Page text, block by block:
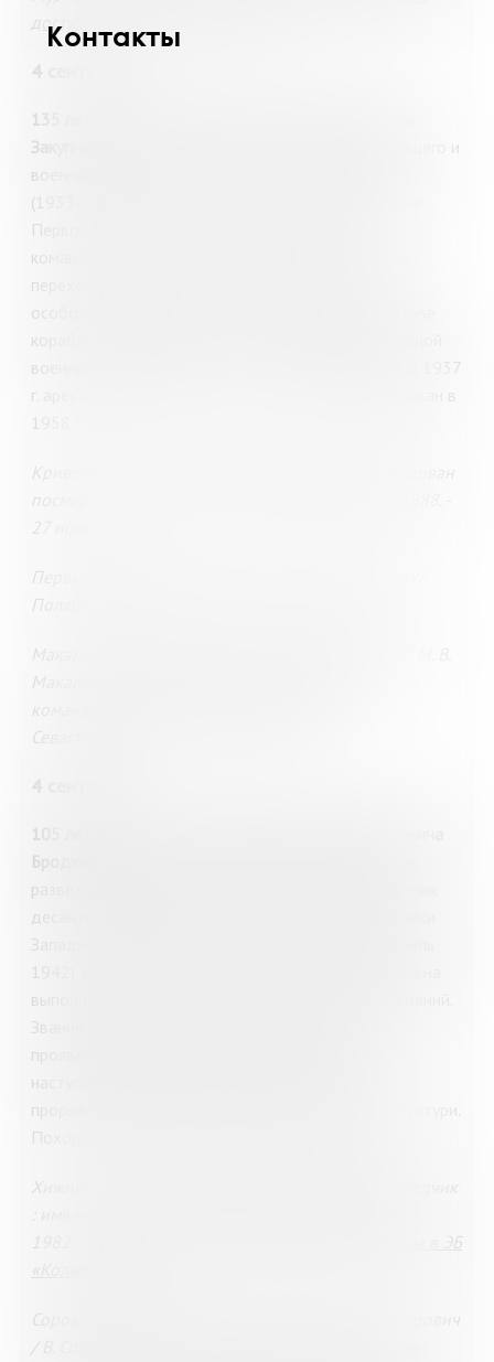
Контакты
доступна в ЭБ «Кольский Север»
4 сентября
135 лет со дня рождения Захара Александровича
Закупнева
военного комиссара Северной военной флотилии
(1933–1935), флагмана 2-го ранга (1935). Участник
Первой мировой и Гражданской войн. Под его
командованием в мае – августе 1933 г. совершен
переход из Кронштадта в Мурманск Экспедиции
особого назначения ЭОН-1. Прибывшие в ее составе
корабли и подводные лодки стали основой Северной
военной флотилии (с 1937 г. – Северного флота). В 1937
г. арестован, приговорен к расстрелу. Реабилитирован в
1958 г.
Кривенко, А. Первый командующий : реабилитирован
посмертно / А. Кривенко // Полярная правда. - 1988. -
27 нояб.
Первый командующий / подготовил Д. Шлентов //
Полярный вестник. - 2007. - 7 сент. - С. 14 : фот.
Макареев, М. В. Закупнев Захар Александрович / М. В.
Макареев // Северный флот в биографиях
командующих, 1733-2004 / М. Макареев. -
Севастополь, 2007. - С. 93-98 : фот.
4 сентября
105 лет со дня рождения Владимира Владимировича
Бродюка
разведчика Герой Советского Союза (1944). Участник
десантных операций Северного флота в районе реки
Западной Лицы (июль 1941), на мыс Пикшуев (апрель
1942), многочисленных походов в тыл противника на
выполнение разведывательно- диверсионных заданий.
Звание Героя присвоено за героизм и мужество,
проявленные в ходе Петсамо-Киркенесской
наступательной операции в октябре 1944 г. при
прорыве германской обороны на хребте Муста-Тунтури.
Похоронен на старом кладбище в Мурманске.
Хижняков, Ф Владимир Бродюк - отважный разведчик
: имя на борту / Ф. Хижняков // Рыбный Мурман. -
1982. - 27 авг. - С. 6. -
Электронная версия доступна в ЭБ
«Кольский Север»
Сорокожердьев, В. В. Бродюк Владимир Владимирович